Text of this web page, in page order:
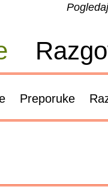
Preporuke